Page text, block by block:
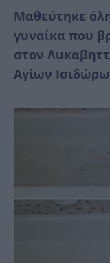
Μαθεύτηκε
γυναίκα που
στον
Αγίων